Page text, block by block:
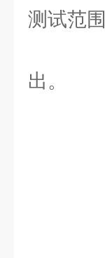
测试范
9
出。